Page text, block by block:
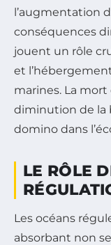
l’augmentation
conséquences
jouent un rôle
et
marines. La
diminution de la
domino dans
LE RÔLE
Les océans
absorbant non